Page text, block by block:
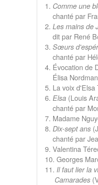
1. Comme une
chanté par
2. Les mains de
dit par René
3. Sœurs
chanté par
4. Évocation de
Élisa
5. La voix d'Elsa
6. Elsa (Louis
chanté par
7. Madame
8. Dix-sept ans
chanté par
9. Valentina
10. Georges
11. Il faut lier la
Camarades